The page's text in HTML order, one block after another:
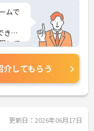
ムで
きま
して
業
さら
くだ
介してもらう
更新日：2026年06月17日